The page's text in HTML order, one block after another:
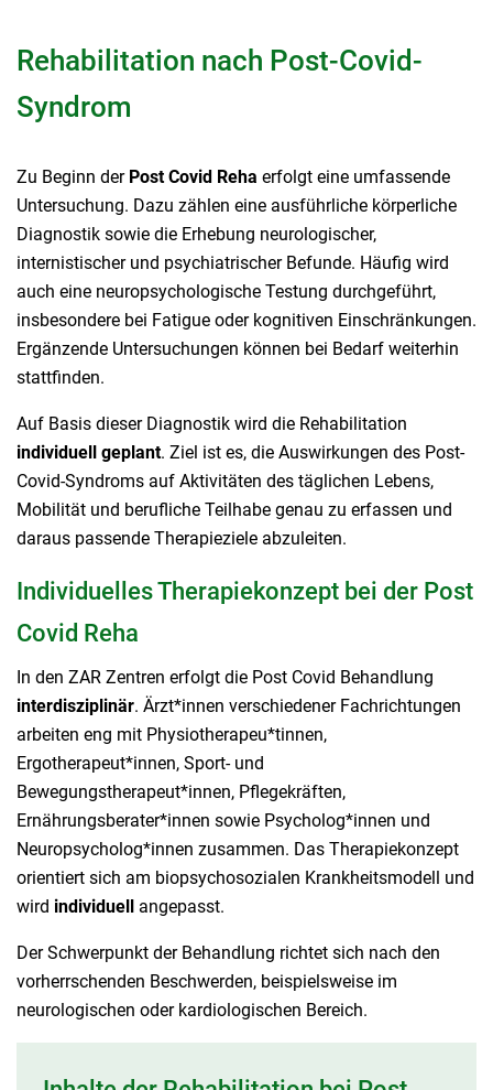
Rehabilitation nach Post-Covid-
Syndrom
Zu Beginn der Post Covid Reha erfolgt eine umfassende
Untersuchung. Dazu zählen eine ausführliche körperliche
Diagnostik sowie die Erhebung neurologischer,
internistischer und psychiatrischer Befunde. Häufig wird
auch eine neuropsychologische Testung durchgeführt,
insbesondere bei Fatigue oder kognitiven Einschränkungen.
Ergänzende Untersuchungen können bei Bedarf weiterhin
stattfinden.
Auf Basis dieser Diagnostik wird die Rehabilitation
individuell geplant. Ziel ist es, die Auswirkungen des Post-
Covid-Syndroms auf Aktivitäten des täglichen Lebens,
Mobilität und berufliche Teilhabe genau zu erfassen und
daraus passende Therapieziele abzuleiten.
Individuelles Therapiekonzept bei der Post
Covid Reha
In den ZAR Zentren erfolgt die Post Covid Behandlung
interdisziplinär. Ärzt*innen verschiedener Fachrichtungen
arbeiten eng mit Physiotherapeu*tinnen,
Ergotherapeut*innen, Sport- und
Bewegungstherapeut*innen, Pflegekräften,
Ernährungsberater*innen sowie Psycholog*innen und
Neuropsycholog*innen zusammen. Das Therapiekonzept
orientiert sich am biopsychosozialen Krankheitsmodell und
wird individuell angepasst.
Der Schwerpunkt der Behandlung richtet sich nach den
vorherrschenden Beschwerden, beispielsweise im
neurologischen oder kardiologischen Bereich.